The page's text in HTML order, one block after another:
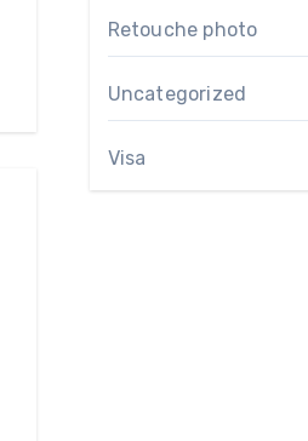
Retouche photo
Uncategorized
Visa